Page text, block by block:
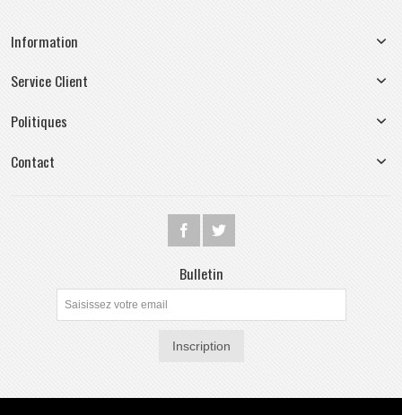
Information
Service Client
Politiques
Contact
Bulletin
Inscription